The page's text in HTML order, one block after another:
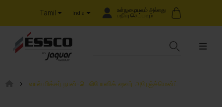
Tamil India உள்நுழையவும் அல்லது
பதிவு செய்யவும்
வால் மிக்சர் நான்-டெலிபோனிக் ஷவர் அரேஞ்ச்மென்ட்